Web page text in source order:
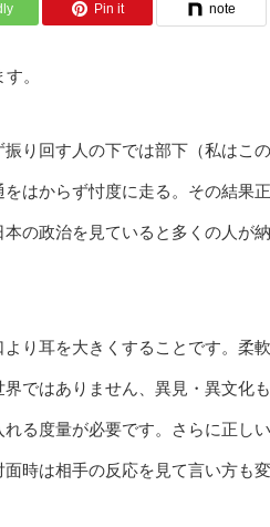
Pin it note
す。
り回す人の下では部下（私はこの
はからず忖度に走る。その結果
の政治を見ていると多くの人が
り耳を大きくすることです。柔
ではありません、異見・異文化
る度量が必要です。さらに正し
時は相手の反応を見て言い方も